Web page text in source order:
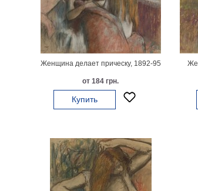
Женщина делает прическу, 1892-95
от 184 грн.
Купить